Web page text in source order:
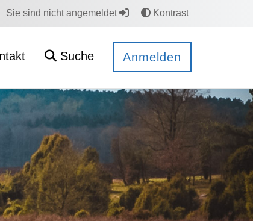
Sie sind nicht angemeldet Kontrast
Suche Anmelden